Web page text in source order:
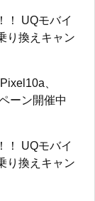
！ UQモバイ
り換えキャン
、
ーン開催中
！ UQモバイ
り換えキャン